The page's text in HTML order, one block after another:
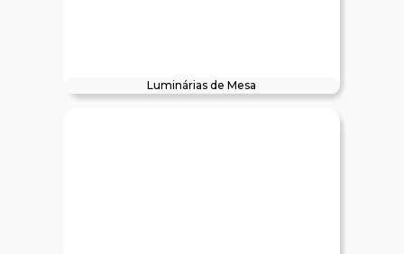
Luminárias de Mesa